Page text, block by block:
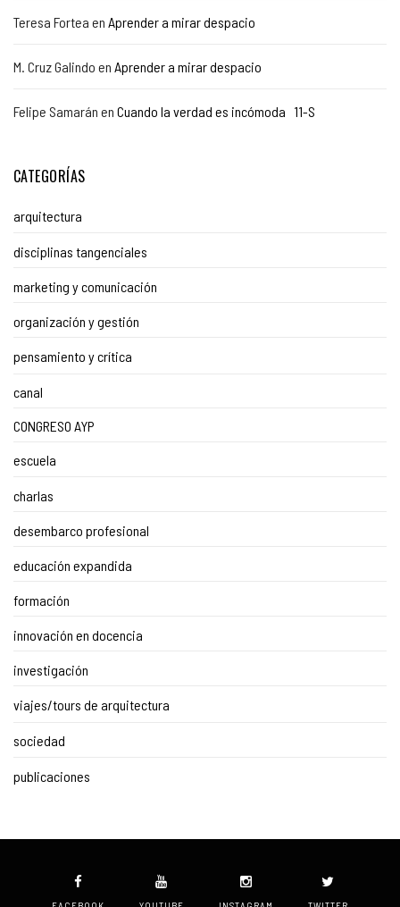
Teresa Fortea en Aprender a mirar despacio
M. Cruz Galindo en Aprender a mirar despacio
Felipe Samarán en Cuando la verdad es incómoda 11-S
CATEGORÍAS
arquitectura
disciplinas tangenciales
marketing y comunicación
organización y gestión
pensamiento y crítica
canal
CONGRESO AYP
escuela
charlas
desembarco profesional
educación expandida
formación
innovación en docencia
investigación
viajes/tours de arquitectura
sociedad
publicaciones